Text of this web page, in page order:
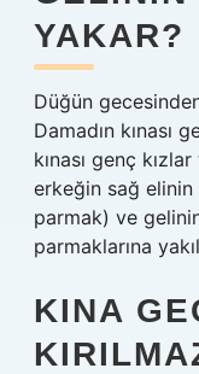
YAKAR?
Düğün
Damadın kınası
kınası genç
erkeğin sağ elinin
parmak) ve
parmaklarına
KINA